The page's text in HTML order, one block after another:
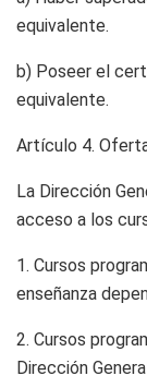
equivalente.
b) Poseer el
equivalente.
Artículo 4.
La Dirección
acceso a los
1. Cursos
enseñanza
2. Cursos
Dirección